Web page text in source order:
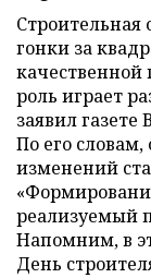
Строительная
гонки за
качественной
роль играет
заявил
По его
изменений
реализуемый
Напомним, в
День